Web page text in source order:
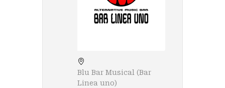
Blu Bar Musical (Bar
Linea uno)